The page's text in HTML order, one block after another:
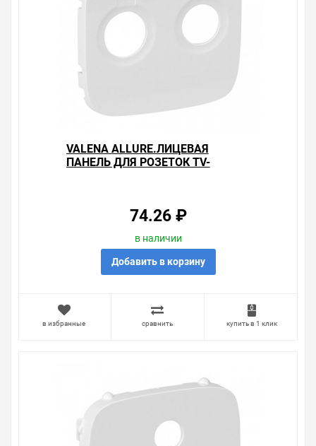
VALENA ALLURE.ЛИЦЕВАЯ
ПАНЕЛЬ ДЛЯ РОЗЕТОК TV-
74.26 ₽
в наличии
Добавить в корзину
в избранные сравнить купить в 1 клик